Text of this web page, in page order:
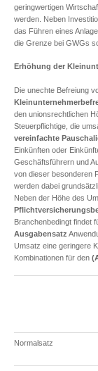
geringwertigen
werden. Neben
das Führen eines
die Grenze bei GWGs
Erhöhung der
Die unechte Befreiung
den unionsrechtlichen
Steuerpflichtige, die
vereinfachte
Einkünften oder
Geschäftsführern und
von dieser besonderen
werden dabei
Neben der Höhe des
Branchenbedingt findet
Ausgabensatz
Umsatz eine geringere
Kombinationen für den
Normalsatz